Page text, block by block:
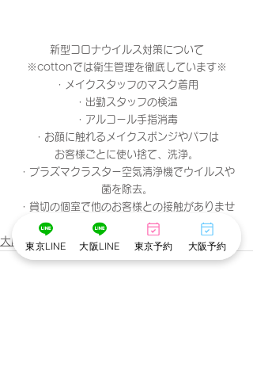
新型コロナウイルス対策について
※cottonでは衛生管理を徹底しています※
・メイクスタッフのマスク着用
・出勤スタッフの検温
・アルコール手指消毒
・お顔に触れるメイクスポンジやパフは
お客様ごとに使い捨て、洗浄。
・プラズマクラスター空気清浄機でウイルスや
菌を除去。
・貸切の個室で他のお客様との接触がありませ
大阪心斎橋店
東京LINE 大阪LINE 東京予約 大阪予約